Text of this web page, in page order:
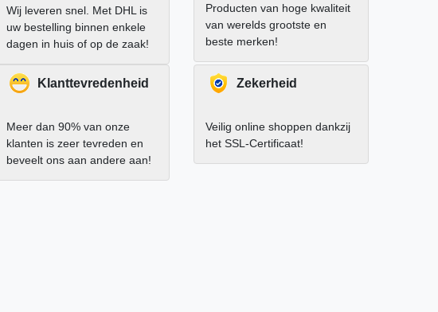
Wij leveren snel. Met DHL is
uw bestelling binnen enkele
dagen in huis of op de zaak!
Producten van hoge kwaliteit
van werelds grootste en
beste merken!
Klanttevredenheid
Meer dan 90% van onze
klanten is zeer tevreden en
beveelt ons aan andere aan!
Zekerheid
Veilig online shoppen dankzij
het SSL-Certificaat!